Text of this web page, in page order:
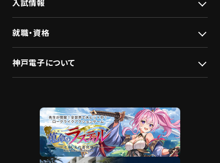
入試情報
就職・資格
神戸電子について